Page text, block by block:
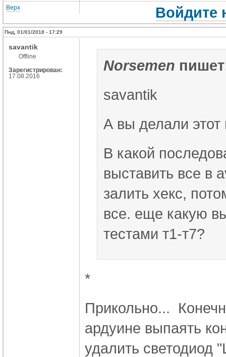
Верх Войдите
Пнд, 01/01/2018 - 17:29
savantik
Offline
Зарегистрирован:
17.08.2016
Norsemen
savantik
А вы делали этот
В какой
выставить все в
залить хекс,
все. еще какую
тестами т1-т7?
*
Прикольно...
ардуине выпаять
удалить светодиод